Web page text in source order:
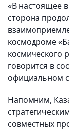
«В настоящее
сторона
космодроме
космического
говорится в
официальном
Напомним,
совместных